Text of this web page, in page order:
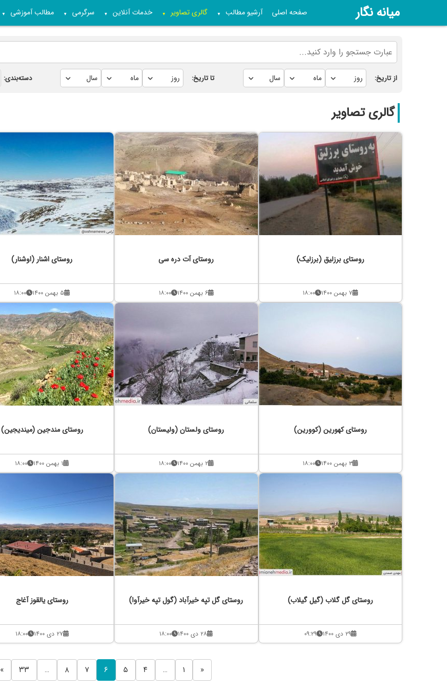
میانه نگار صفحه اصلی آرشیو مطالب ▼ گالری تصاویر ▼ خدمات آنلاین ▼ سرگرمی ▼ مطالب آموزشی ▼
از تاریخ: تا تاریخ: دسته‌بندی:
گالری تصاویر
روستای برزلیق (برزلیک)
۷ بهمن ۱۴۰۰ ۱۸:۰۰
روستای آت دره سی
۶ بهمن ۱۴۰۰ ۱۸:۰۰
روستای اشنار (اوشنار)
۵ بهمن ۱۴۰۰ ۱۸:۰۰
روستای کهورین (کوورین)
۳ بهمن ۱۴۰۰ ۱۸:۰۰
روستای ولستان (ولیستان)
۲ بهمن ۱۴۰۰ ۱۸:۰۰
روستای مندجین (میندیجین)
۱ بهمن ۱۴۰۰ ۱۸:۰۰
روستای گل گلاب (گیل گیلاب)
۲۹ دی ۱۴۰۰ ۰۹:۲۹
روستای گل تپه خیرآباد (گول تپه خیرآوا)
۲۸ دی ۱۴۰۰ ۱۸:۰۰
روستای یالقوز آغاج
۲۷ دی ۱۴۰۰ ۱۸:۰۰
« ۱ … ۴ ۵ ۶ ۷ ۸ … ۳۳ »